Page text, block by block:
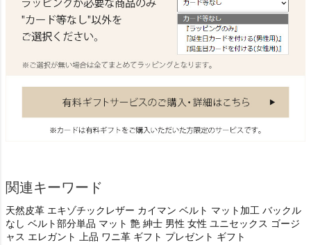
関連キーワード
天然皮革 エキゾチックレザー カイマン ベルト マット加工 バックル
なし ベルト部分単品 マット 艶 紳士 男性 女性 ユニセックス ゴージ
ャス エレガント 上品 ワニ革 ギフト プレゼント ギフト